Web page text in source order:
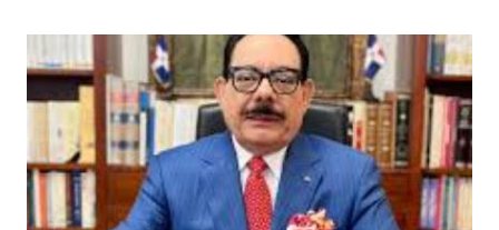
dinero, por lo que este a su vez se mantuvo esperando el
momento oportuno para cometer el hecho y asaltarlo,
según versiones el haitiano era adicto a las drogas y por
eso le pidió el dinero prestado. Las versiones de los
comunitarios indican que el asesino tenía su ropa empapada
de sangre y que éste se bañó y de dejó las ropas